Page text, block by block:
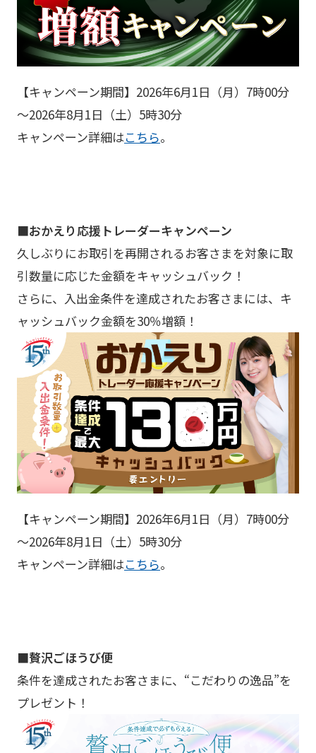
【キャンペーン期間】2026年6月1日（月）7時00分
～2026年8月1日（土）5時30分
キャンペーン詳細はこちら。
■おかえり応援トレーダーキャンペーン
久しぶりにお取引を再開されるお客さまを対象に取
引数量に応じた金額をキャッシュバック！
さらに、入出金条件を達成されたお客さまには、キ
ャッシュバック金額を30％増額！
【キャンペーン期間】2026年6月1日（月）7時00分
～2026年8月1日（土）5時30分
キャンペーン詳細はこちら。
■贅沢ごほうび便
条件を達成されたお客さまに、“こだわりの逸品”を
プレゼント！